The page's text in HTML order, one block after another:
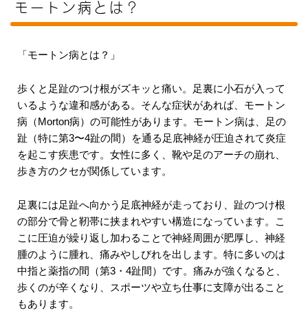
モートン病とは？
「モートン病とは？」
歩くと足趾のつけ根がズキッと痛い。足裏に小石が入って
いるような違和感がある。そんな症状があれば、モートン
病（Morton病）の可能性があります。モートン病は、足の
趾（特に第3〜4趾の間）を通る足底神経が圧迫されて炎症
を起こす疾患です。女性に多く、靴や足のアーチの崩れ、
歩き方のクセが関係しています。
足裏には足趾へ向かう足底神経が走っており、趾のつけ根
の部分で骨と靭帯に挟まれやすい構造になっています。こ
こに圧迫が繰り返し加わることで神経周囲が肥厚し、神経
腫のように腫れ、痛みやしびれを出します。特に多いのは
中指と薬指の間（第3・4趾間）です。痛みが強くなると、
歩くのが辛くなり、スポーツや立ち仕事に支障が出ること
もあります。